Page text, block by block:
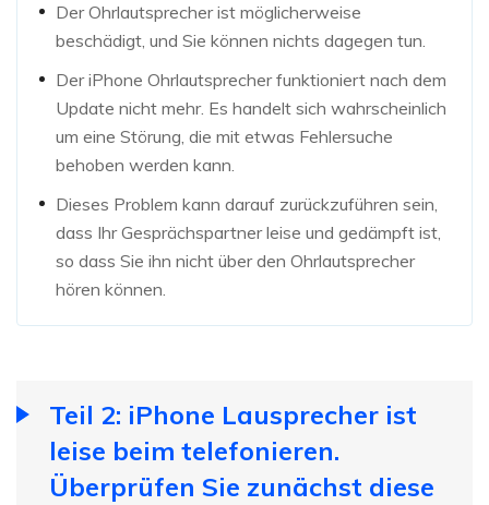
Der Ohrlautsprecher ist möglicherweise
beschädigt, und Sie können nichts dagegen tun.
Der iPhone Ohrlautsprecher funktioniert nach dem
Update nicht mehr. Es handelt sich wahrscheinlich
um eine Störung, die mit etwas Fehlersuche
behoben werden kann.
Dieses Problem kann darauf zurückzuführen sein,
dass Ihr Gesprächspartner leise und gedämpft ist,
so dass Sie ihn nicht über den Ohrlautsprecher
hören können.
Teil 2: iPhone Lausprecher ist
leise beim telefonieren.
Überprüfen Sie zunächst diese